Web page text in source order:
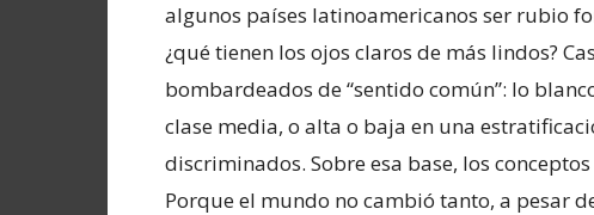
algunos países latinoamericanos ser rubio
¿qué tienen los ojos claros de más lindos?
bombardeados de “sentido común”: lo
clase media, o alta o baja en una
discriminados. Sobre esa base, los
Porque el mundo no cambió tanto, a pesar